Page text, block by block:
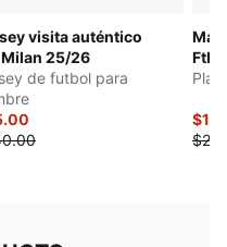
visita auténtico
25/26
de futbol para